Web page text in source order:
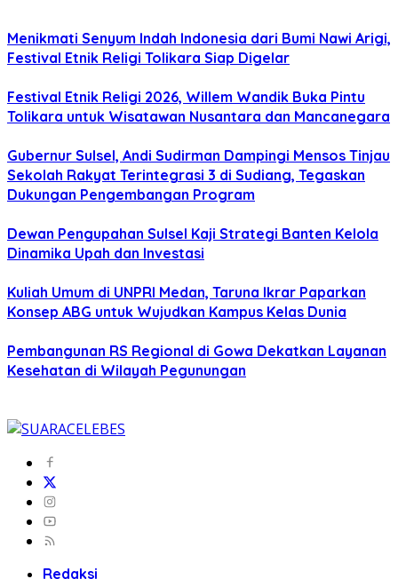
Menikmati Senyum Indah Indonesia dari Bumi Nawi Arigi,
Festival Etnik Religi Tolikara Siap Digelar
Festival Etnik Religi 2026, Willem Wandik Buka Pintu
Tolikara untuk Wisatawan Nusantara dan Mancanegara
Gubernur Sulsel, Andi Sudirman Dampingi Mensos Tinjau
Sekolah Rakyat Terintegrasi 3 di Sudiang, Tegaskan
Dukungan Pengembangan Program
Dewan Pengupahan Sulsel Kaji Strategi Banten Kelola
Dinamika Upah dan Investasi
Kuliah Umum di UNPRI Medan, Taruna Ikrar Paparkan
Konsep ABG untuk Wujudkan Kampus Kelas Dunia
Pembangunan RS Regional di Gowa Dekatkan Layanan
Kesehatan di Wilayah Pegunungan
Redaksi